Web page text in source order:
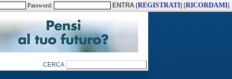
Password: [REGISTRATI] [RICORDAMI]